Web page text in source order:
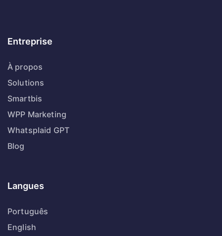
Entreprise
À propos
Solutions
Smartbis
WPP Marketing
Whatsplaid GPT
Blog
Langues
Português
English